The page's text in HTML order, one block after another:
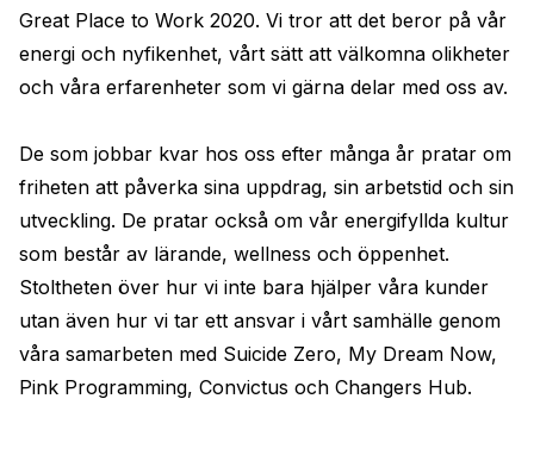
Great Place to Work 2020. Vi tror att det beror på vår
energi och nyfikenhet, vårt sätt att välkomna olikheter
och våra erfarenheter som vi gärna delar med oss av.
De som jobbar kvar hos oss efter många år pratar om
friheten att påverka sina uppdrag, sin arbetstid och sin
utveckling. De pratar också om vår energifyllda kultur
som består av lärande, wellness och öppenhet.
Stoltheten över hur vi inte bara hjälper våra kunder
utan även hur vi tar ett ansvar i vårt samhälle genom
våra samarbeten med Suicide Zero, My Dream Now,
Pink Programming, Convictus och Changers Hub.